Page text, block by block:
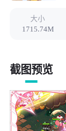
大小
1715.74M
截图预览